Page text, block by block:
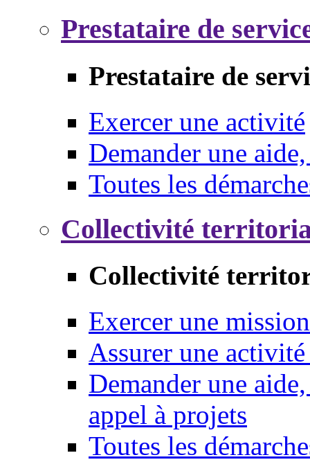
Prestataire de
Prestataire de
Exercer une activité
Demander une
Toutes les
Collectivité
Collectivité
Exercer une mission
Assurer une
Demander une
appel à projets
Toutes les